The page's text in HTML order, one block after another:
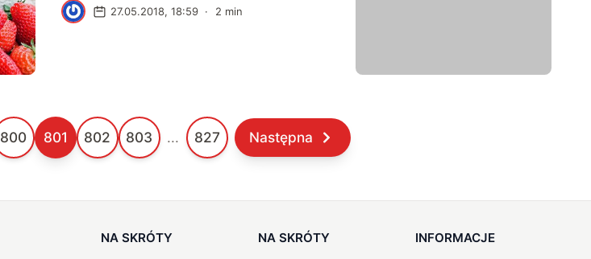
M
27.05.2018, 18:59 · 2 min
800 801 802 803 ... 827 Następna
NA SKRÓTY NA SKRÓTY INFORMACJE